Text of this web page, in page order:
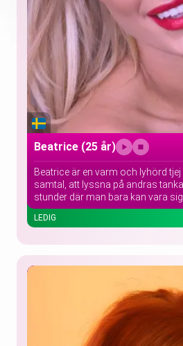
Beatrice (25 år)
Beatrice är en varm och lyhörd
samtal, att lyssna på andras
stunder där man bara kan vara
LEDIG